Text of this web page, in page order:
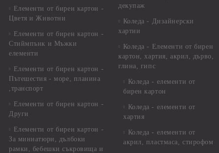
Елементи от бирен картон -
Цветя и Животни
Елементи от бирен картон -
Стиймпънк и Мъжки
елементи
Елементи от бирен картон -
Пътешестия - море, планина
,транспорт
Елементи от бирен картон -
Други
Елементи от бирен картон -
За миниатюри, дълбоки
рамки, бебешки съкровища и
декупаж
Коледа - Дизайнерски
хартии
Коледа - Eлементи от бирен
картон, хартия, акрил, дърво,
глина, гипс
Коледа - елементи от
бирен картон
Коледа - елементи от
хартия
Коледа - елементи от
акрил, пластмаса, стирофом